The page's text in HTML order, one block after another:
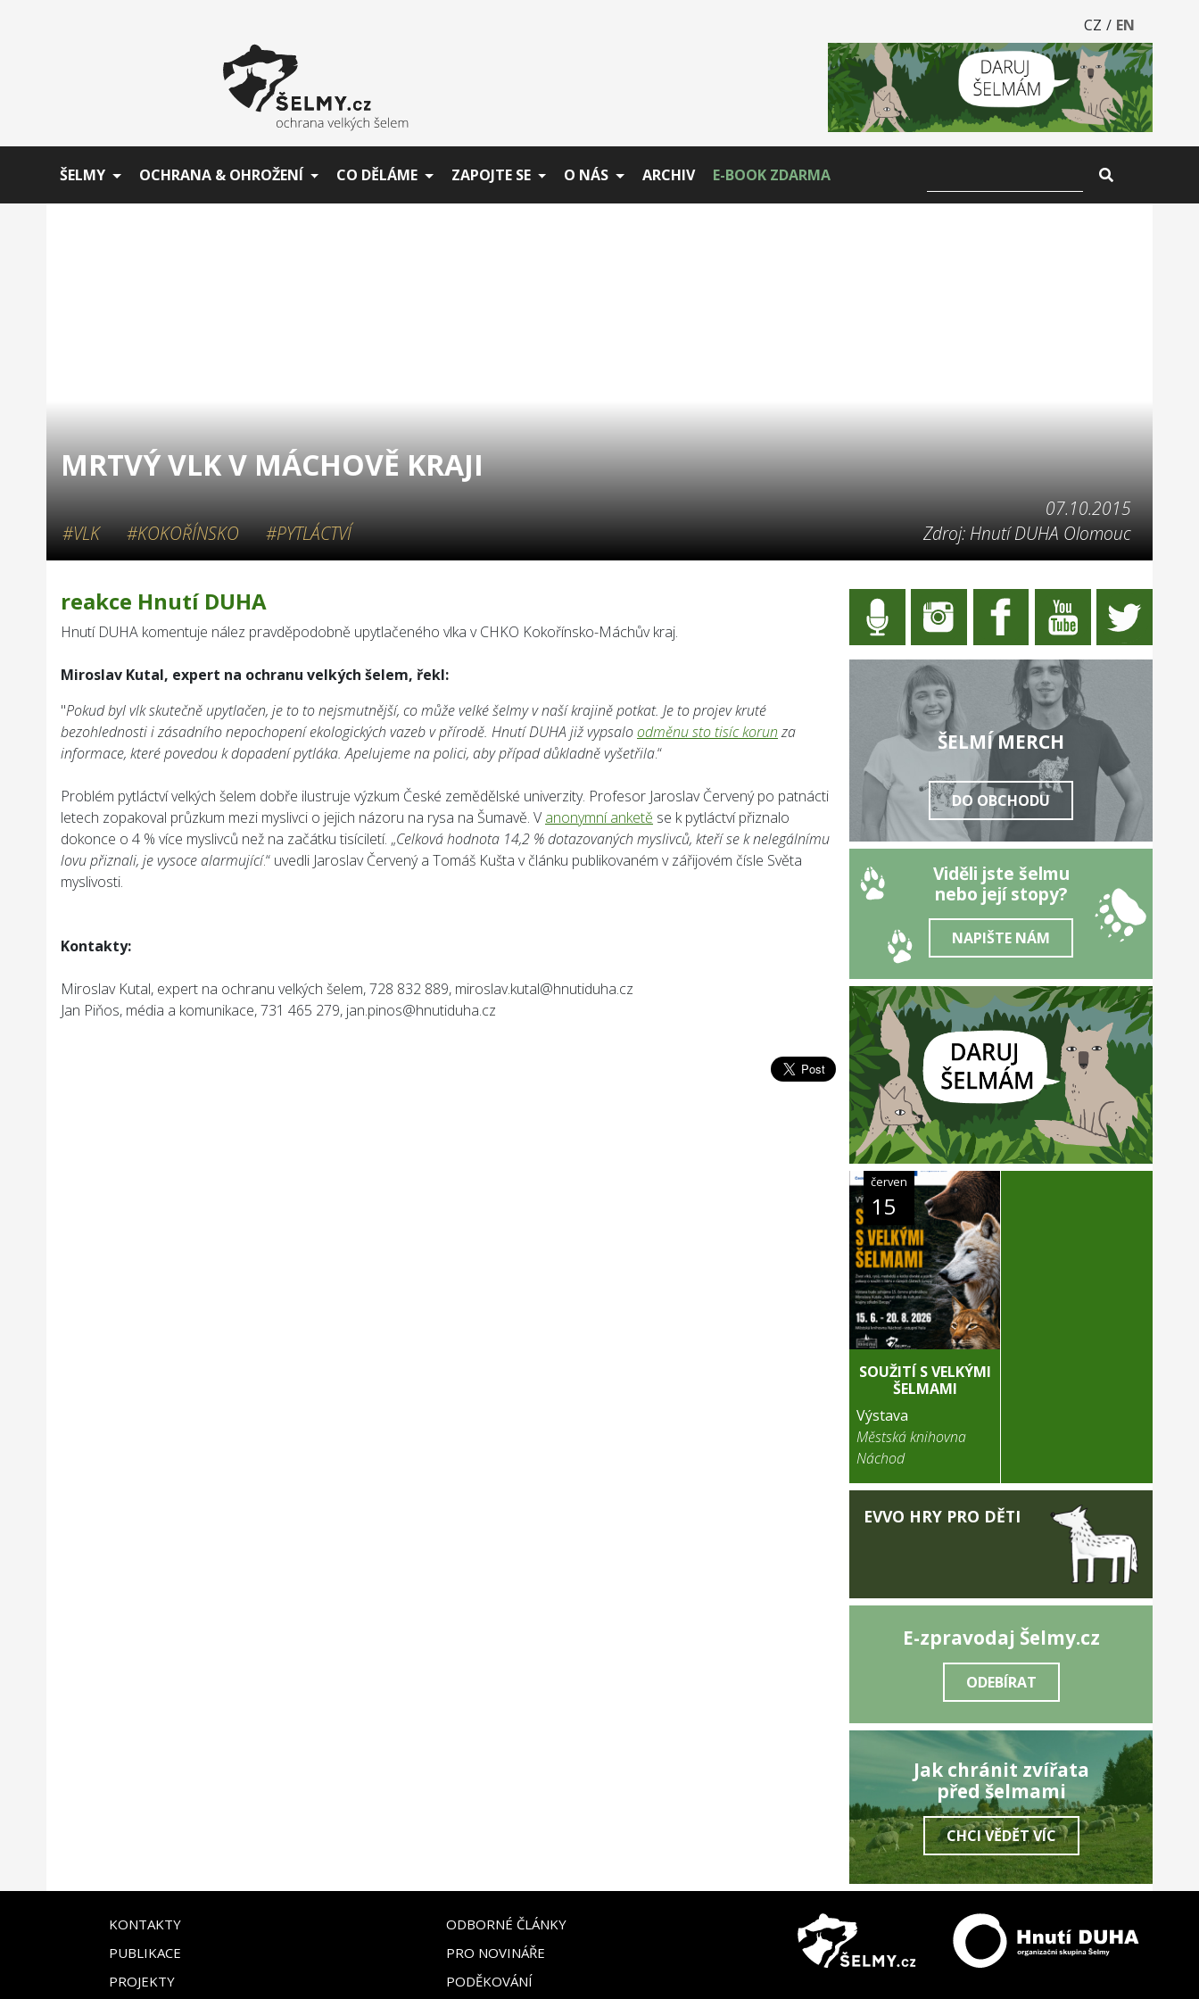
CZ / EN
ŠELMY OCHRANA & OHROŽENÍ CO DĚLÁME ZAPOJTE SE O NÁS ARCHIV E-BOOK ZDARMA
MRTVÝ VLK V MÁCHOVĚ KRAJI
#VLK #KOKOŘÍNSKO #PYTLÁCTVÍ
07.10.2015
Zdroj: Hnutí DUHA Olomouc
reakce Hnutí DUHA
Hnutí DUHA komentuje nález pravděpodobně upytlačeného vlka v CHKO Kokořínsko-Máchův kraj.
Miroslav Kutal, expert na ochranu velkých šelem, řekl:
"Pokud byl vlk skutečně upytlačen, je to to nejsmutnější, co může velké šelmy v naší krajině potkat. Je to projev kruté
bezohlednosti i zásadního nepochopení ekologických vazeb v přírodě. Hnutí DUHA již vypsaloodměnu sto tisíc korunza
informace, které povedou k dopadení pytláka. Apelujeme na polici, aby případ důkladně vyšetřila.“
Problém pytláctví velkých šelem dobře ilustruje výzkum České zemědělské univerzity. Profesor Jaroslav Červený po patnácti
letech zopakoval průzkum mezi myslivci o jejich názoru na rysa na Šumavě. V anonymní anketě se k pytláctví přiznalo
dokonce o 4 % více myslivců než na začátku tisíciletí. „Celková hodnota 14,2 % dotazovaných myslivců, kteří se k nelegálnímu
lovu přiznali, je vysoce alarmující.“ uvedli Jaroslav Červený a Tomáš Kušta v článku publikovaném v zářijovém čísle Světa
myslivosti.
Kontakty:
Miroslav Kutal, expert na ochranu velkých šelem, 728 832 889, miroslav.kutal@hnutiduha.cz
Jan Piňos, média a komunikace, 731 465 279, jan.pinos@hnutiduha.cz
ŠELMÍ MERCH
DO OBCHODU
Viděli jste šelmu
nebo její stopy?
NAPIŠTE NÁM
červen
15
SOUŽITÍ S VELKÝMI
ŠELMAMI
Výstava
Městská knihovna
Náchod
EVVO HRY PRO DĚTI
E-zpravodaj Šelmy.cz
ODEBÍRAT
Jak chránit zvířata
před šelmami
CHCI VĚDĚT VÍC
KONTAKTY
ODBORNÉ ČLÁNKY
PUBLIKACE
PRO NOVINÁŘE
PROJEKTY
PODĚKOVÁNÍ